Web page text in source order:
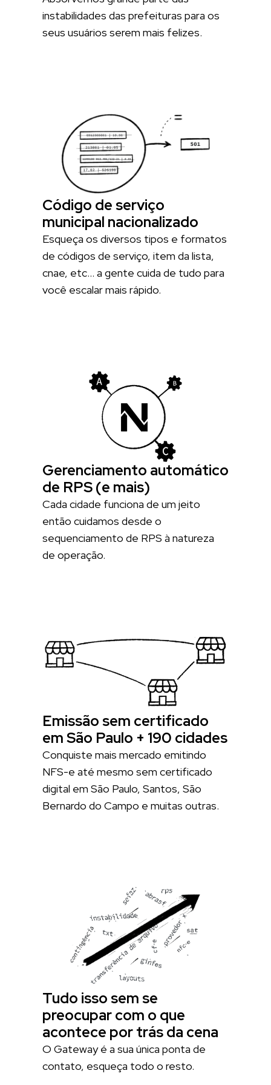
instabilidades das prefeituras para os
seus usuários serem mais felizes.
Código de serviço
municipal nacionalizado
Esqueça os diversos tipos e formatos
de códigos de serviço, item da lista,
cnae, etc… a gente cuida de tudo para
você escalar mais rápido.
Gerenciamento automático
de RPS (e mais)
Cada cidade funciona de um jeito
então cuidamos desde o
sequenciamento de RPS à natureza
de operação.
Emissão sem certificado
em São Paulo + 190 cidades
Conquiste mais mercado emitindo
NFS-e até mesmo sem certificado
digital em São Paulo, Santos, São
Bernardo do Campo e muitas outras.
Tudo isso sem se
preocupar com o que
acontece por trás da cena
O Gateway é a sua única ponta de
contato, esqueça todo o resto.